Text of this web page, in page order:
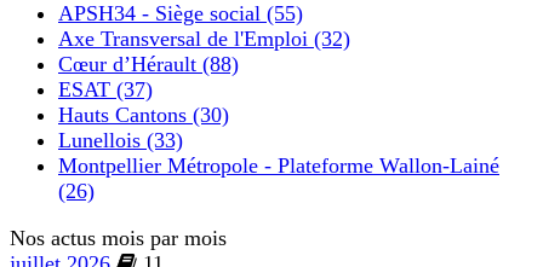
APSH34 - Siège social (55)
Axe Transversal de l'Emploi (32)
Cœur d’Hérault (88)
ESAT (37)
Hauts Cantons (30)
Lunellois (33)
Montpellier Métropole - Plateforme Wallon-Lainé
(26)
Nos actus mois par mois